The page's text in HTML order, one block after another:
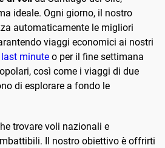
ideale. Ogni giorno, il nostro
automaticamente le migliori
viaggi economici ai nostri
minute o per il fine settimana
così come i viaggi di due
di esplorare a fondo le
trovare voli nazionali e
Il nostro obiettivo è offrirti